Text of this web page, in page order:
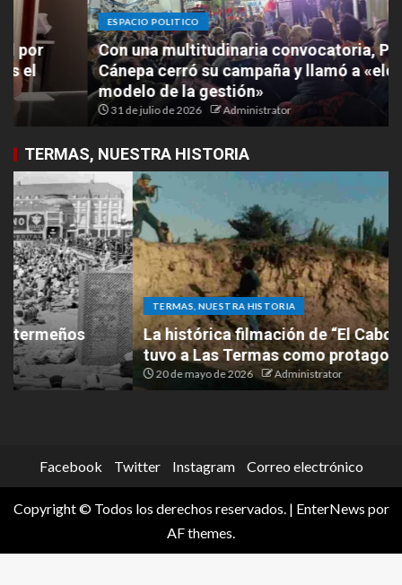
ESPACIO POLITICO
Con una multitudinaria convocatoria, Paula
Cánepa cerró su campaña y llamó a «elegir el
modelo de la gestión»
31 de julio de 2026 Administrator
TERMAS, NUESTRA HISTORIA
TERMAS, NUESTRA HISTORIA
La histórica filmación de “El Cabo Savino” que
tuvo a Las Termas como protagonista
20 de mayo de 2026 Administrator
Facebook Twitter Instagram Correo electrónico
Copyright © Todos los derechos reservados. | EnterNews por
AF themes.